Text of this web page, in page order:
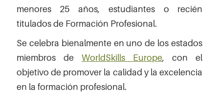
menores 25 años, estudiantes o recién
titulados de Formación Profesional.
Se celebra bienalmente en uno de los estados
miembros de WorldSkills Europe, con el
objetivo de promover la calidad y la excelencia
en la formación profesional.